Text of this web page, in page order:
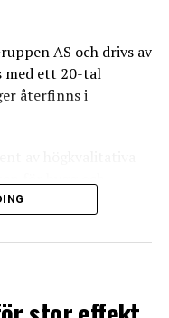
0
AS och drivs av
med ett 20-tal
återfinns i
en hög
kvalitet och våra
hög